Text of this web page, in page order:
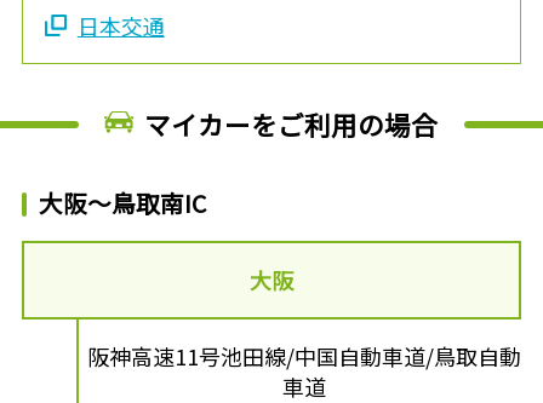
日本交通
マイカーをご利用の場合
大阪～鳥取南IC
大阪
阪神高速11号池田線/中国自動車道/鳥取自動
車道